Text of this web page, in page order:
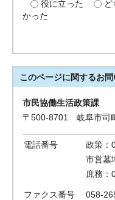
役に立った
かった
このページに関するお
市民協働生活政策課
〒500-8701 岐阜市司
電話番号
政策：
市営墓
庶務：
ファクス番号 058-